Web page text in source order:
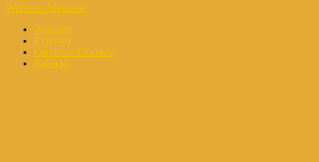
Webinar Magazin
Webinare
Experten
Corporate Channels
Kalender